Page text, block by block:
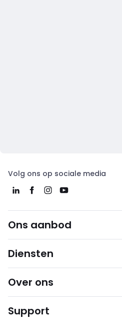
Volg ons op sociale media
Ons aanbod
Diensten
Over ons
Support